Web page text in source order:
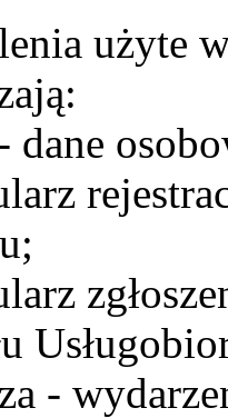
użyte
dane
-